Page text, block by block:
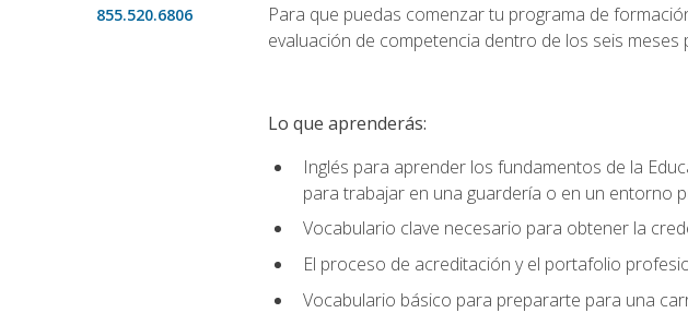
855.520.6806
Para que puedas comenzar tu programa de
evaluación de competencia dentro de los seis
Lo que aprenderás:
Inglés para aprender los fundamentos de la
para trabajar en una guardería o en un entorno
Vocabulario clave necesario para obtener la
El proceso de acreditación y el portafolio
Vocabulario básico para prepararte para una